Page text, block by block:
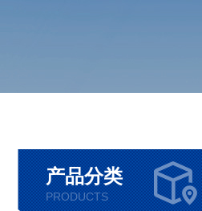
产品分类
PRODUCTS